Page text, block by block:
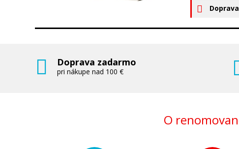
Doprava zadarmo
pri nákupe nad 100 €
O